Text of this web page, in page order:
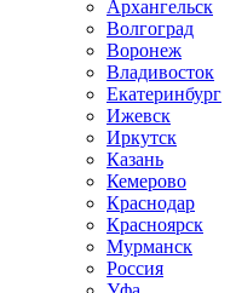
Архангельск
Волгоград
Воронеж
Владивосток
Екатеринбург
Ижевск
Иркутск
Казань
Кемерово
Краснодар
Красноярск
Мурманск
Россия